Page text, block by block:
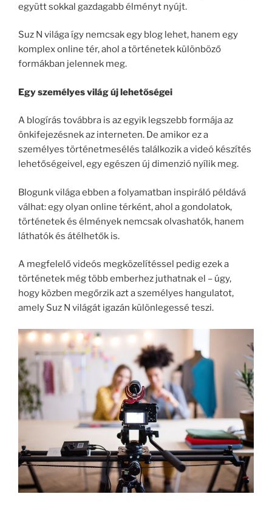
együtt sokkal gazdagabb élményt nyújt.
Suz N világa így nemcsak egy blog lehet, hanem egy
komplex online tér, ahol a történetek különböző
formákban jelennek meg.
Egy személyes világ új lehetőségei
A blogírás továbbra is az egyik legszebb formája az
önkifejezésnek az interneten. De amikor ez a
személyes történetmesélés találkozik a videó készítés
lehetőségeivel, egy egészen új dimenzió nyílik meg.
Blogunk világa ebben a folyamatban inspiráló példává
válhat: egy olyan online térként, ahol a gondolatok,
történetek és élmények nemcsak olvashatók, hanem
láthatók és átélhetők is.
A megfelelő videós megközelítéssel pedig ezek a
történetek még több emberhez juthatnak el – úgy,
hogy közben megőrzik azt a személyes hangulatot,
amely Suz N világát igazán különlegessé teszi.